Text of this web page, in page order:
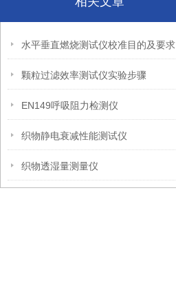
水平垂直燃烧测试仪校准目的及要求
颗粒过滤效率测试仪实验步骤
EN149呼吸阻力检测仪
织物静电衰减性能测试仪
织物透湿量测量仪